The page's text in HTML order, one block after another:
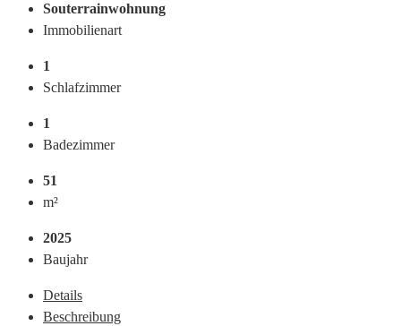
Souterrainwohnung
Immobilienart
1
Schlafzimmer
1
Badezimmer
51
m²
2025
Baujahr
Details
Beschreibung